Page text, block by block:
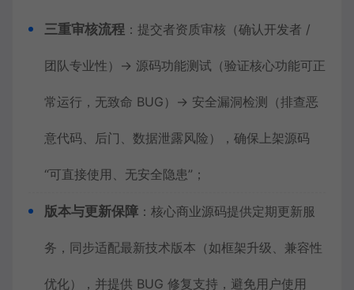
三重审核流程 ：提交者资质审核（确认开发者 /
团队专业性）→ 源码功能测试（验证核心功能可正
常运行，无致命 BUG）→ 安全漏洞检测（排查恶
意代码、后门、数据泄露风险），确保上架源码
“可直接使用、无安全隐患”；
版本与更新保障 ：核心商业源码提供定期更新服
务，同步适配最新技术版本（如框架升级、兼容性
优化），并提供 BUG 修复支持，避免用户使用